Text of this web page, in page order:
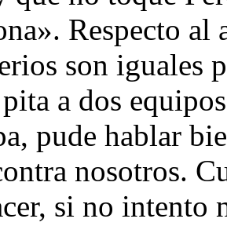
Respecto al
son iguales
a dos
pude hablar
nosotros.
si no intento